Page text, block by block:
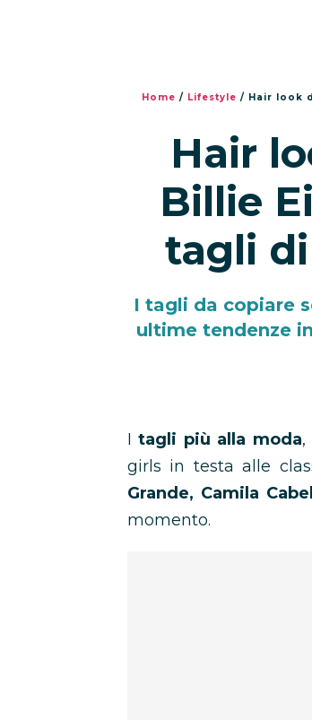
Home / Lifestyle / Hair look
Hair
Billie
tagli
I tagli da copiare
ultime tendenze
Itagli più alla moda,
girls in testa alle
Grande, Camila
momento.